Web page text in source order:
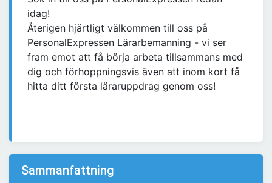
idag!
Återigen hjärtligt välkommen till oss på
PersonalExpressen Lärarbemanning - vi ser
fram emot att få börja arbeta tillsammans med
dig och förhoppningsvis även att inom kort få
hitta ditt första läraruppdrag genom oss!
Sammanfattning